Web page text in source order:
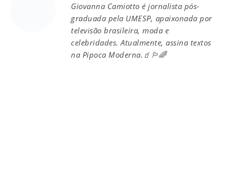
Giovanna Camiotto é jornalista pós-
graduada pela UMESP, apaixonada por
televisão brasileira, moda e
celebridades. Atualmente, assina textos
na Pipoca Moderna.🧃🏳️‍🌈